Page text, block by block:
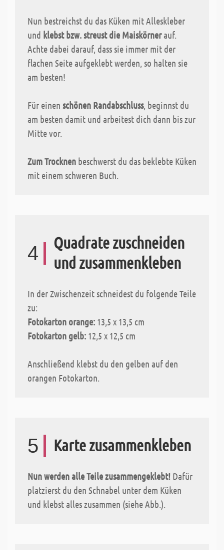
Nun bestreichst du das Küken mit Alleskleber
und klebst bzw. streust die Maiskörnerauf.
Achte dabei darauf, dass sie immer mit der
flachen Seite aufgeklebt werden, so halten sie
am besten!
Für einen schönen Randabschluss, beginnst du
am besten damit und arbeitest dich dann bis zur
Mitte vor.
Zum Trocknen beschwerst du das beklebte Küken
mit einem schweren Buch.
4
Quadrate zuschneiden
und zusammenkleben
In der Zwischenzeit schneidest du folgende Teile
zu:
Fotokarton orange: 13,5 x 13,5 cm
Fotokarton gelb: 12,5 x 12,5 cm
Anschließend klebst du den gelben auf den
orangen Fotokarton.
5 Karte zusammenkleben
Nun werden alle Teile zusammengeklebt! Dafür
platzierst du den Schnabel unter dem Küken
und klebst alles zusammen (siehe Abb.).